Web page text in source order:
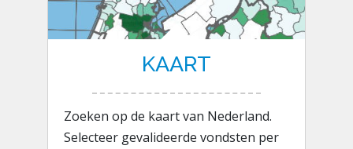
KAART
Zoeken op de kaart van Nederland.
Selecteer gevalideerde vondsten per